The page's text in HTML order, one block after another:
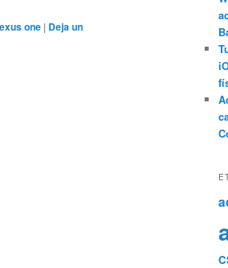
one | Deja un